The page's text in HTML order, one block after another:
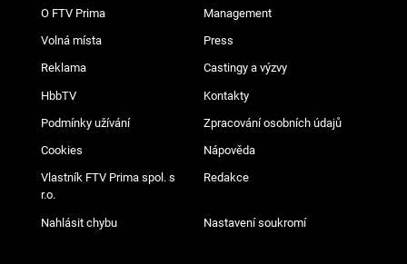
O FTV Prima Management
Volná místa Press
Reklama Castingy a výzvy
HbbTV Kontakty
Podmínky užívání Zpracování osobních údajů
Cookies Nápověda
Vlastník FTV Prima spol. s
r.o.
Redakce
Nahlásit chybu Nastavení soukromí